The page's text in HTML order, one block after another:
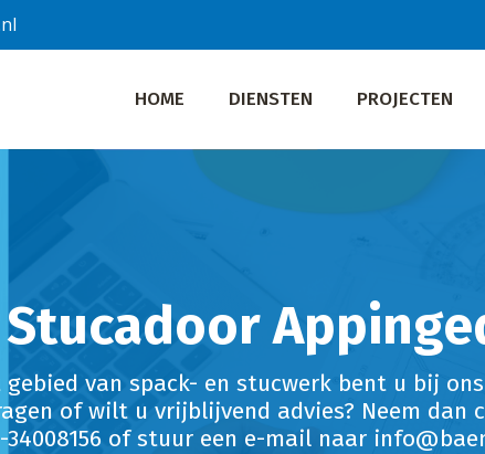
HOME DIENSTEN PROJECTEN
Stucadoor
van spack- en stucwerk bent u bij
of wilt u vrijblijvend advies? Neem dan
34008156 of stuur een e-mail naar